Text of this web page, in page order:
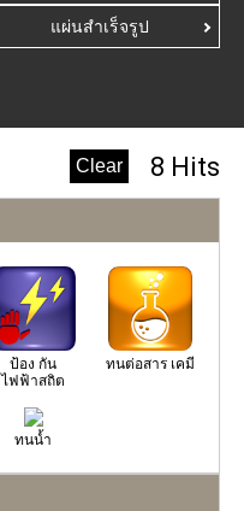
แผ่นสําเร็จรูป
8 Hits
ป้อง กัน
ไฟฟ้าสถิต
ทนต่อสาร เคมี
ทนน้ำ